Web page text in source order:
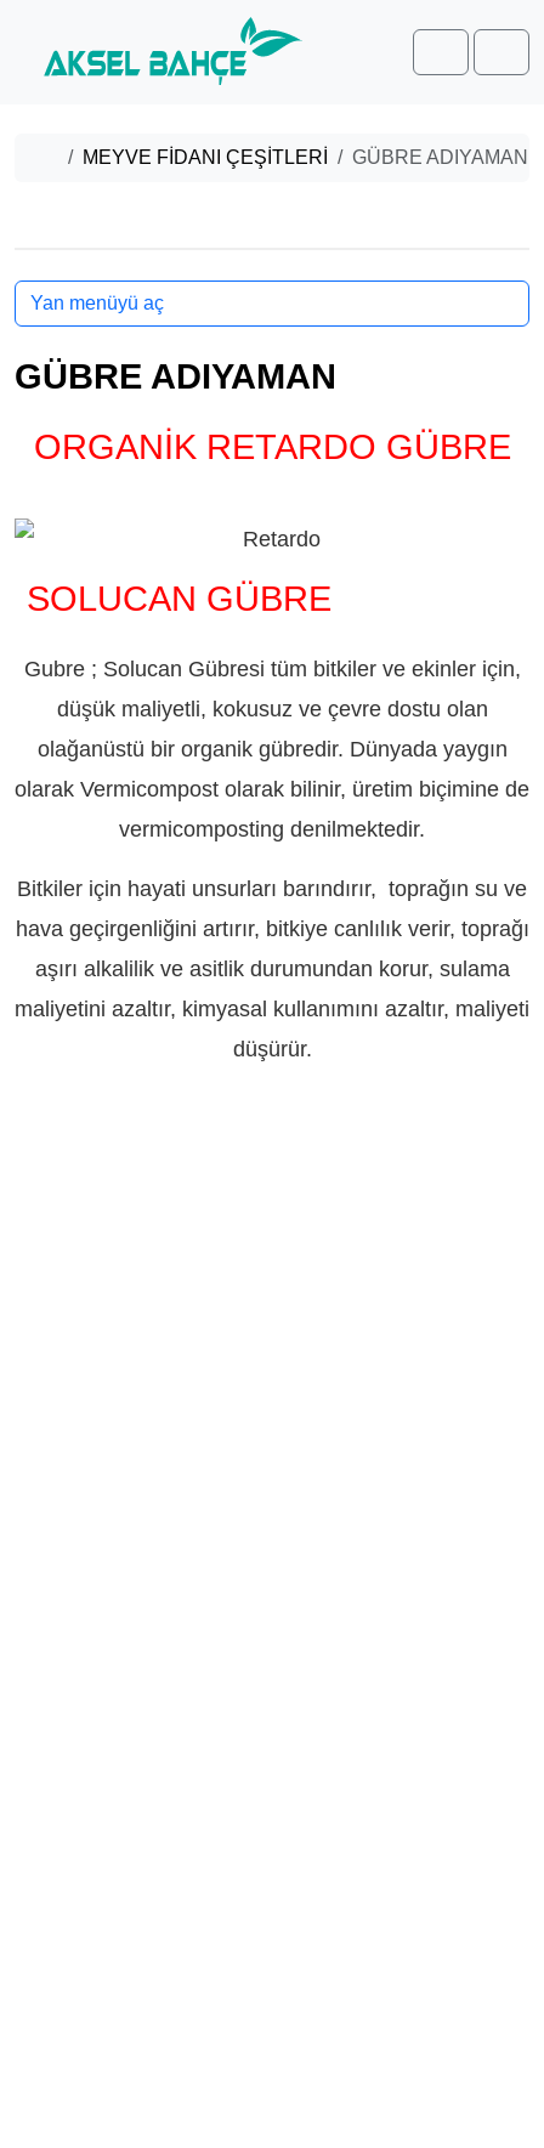
Cart
Home
MEYVE FİDANI ÇEŞİTLERİ GÜBRE ADIYAMAN
GÜBRE ADIYAMAN
ORGANİK RETARDO GÜBRE
SOLUCAN GÜBRE
Gubre ; Solucan Gübresi tüm bitkiler ve ekinler için,
düşük maliyetli, kokusuz ve çevre dostu olan
olağanüstü bir organik gübredir. Dünyada yaygın
olarak Vermicompost olarak bilinir, üretim biçimine de
vermicomposting denilmektedir.
Bitkiler için hayati unsurları barındırır, toprağın su ve
hava geçirgenliğini artırır, bitkiye canlılık verir, toprağı
aşırı alkalilik ve asitlik durumundan korur, sulama
maliyetini azaltır, kimyasal kullanımını azaltır, maliyeti
düşürür.
Yan menüyü aç